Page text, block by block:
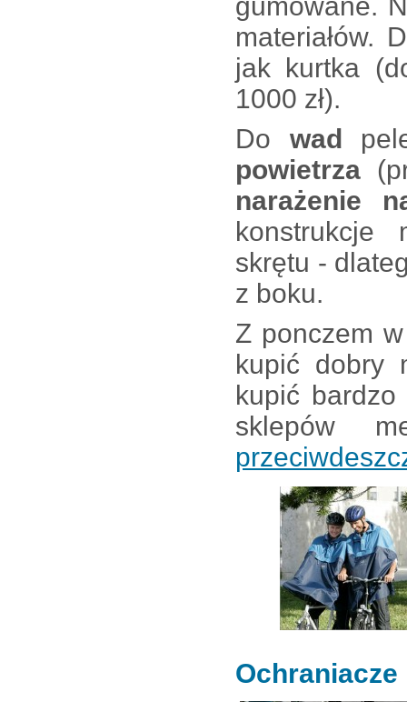
materiałów.
jak kurtka
1000 zł).
Do wad
powietrza
narażenie
konstrukcje
skrętu -
z boku.
Z ponczem
kupić dobry
kupić
sklepów